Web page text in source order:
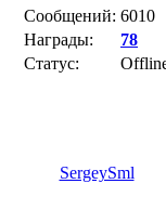
Сообщений: 6010
Награды:
78
Статус:
SergeySml